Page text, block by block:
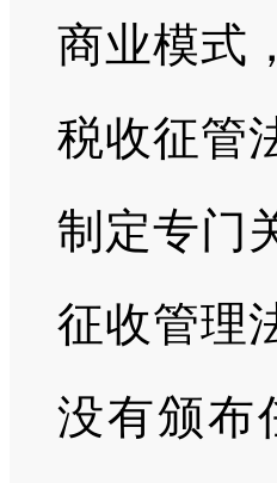
商业模式
税收征管
制定专门
征收管理
没有颁布